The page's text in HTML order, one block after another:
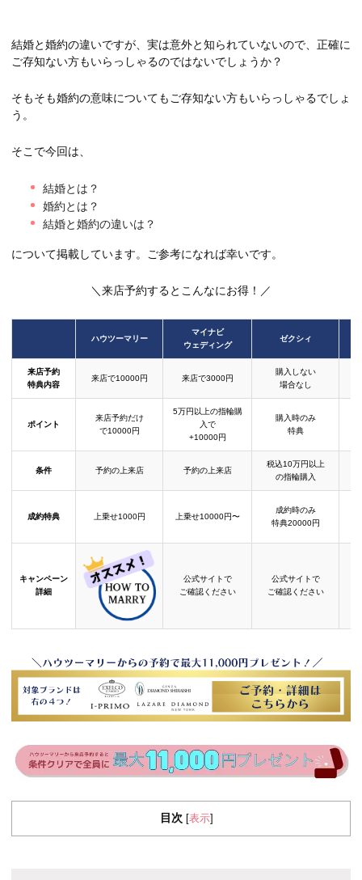
結婚と婚約の違いですが、実は意外と知られていないので、正確に
ご存知ない方もいらっしゃるのではないでしょうか？
そもそも婚約の意味についてもご存知ない方もいらっしゃるでしょ
う。
そこで今回は、
結婚とは？
婚約とは？
結婚と婚約の違いは？
について掲載しています。ご参考になれば幸いです。
＼来店予約するとこんなにお得！／
ハウツーマリー
マイナビ
ウェディング
ゼクシィ
来店予約
特典内容
来店で10000円 来店で3000円
購入しない
場合なし
ポイント
来店予約だけ
で10000円
5万円以上の指輪購
入で
+10000円
購入時のみ
特典
条件 予約の上来店 予約の上来店
税込10万円以上
の指輪購入
成約特典 上乗せ1000円 上乗せ10000円〜
成約時のみ
特典20000円
キャンペーン
詳細
公式サイトで
ご確認ください
公式サイトで
ご確認ください
目次 表示